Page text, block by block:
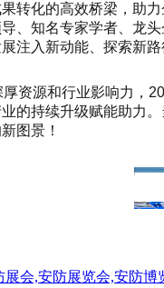
转化的高效桥梁，助
、知名专家学者、龙
注入新动能、探索新路
资源和行业影响力，
的持续升级赋能助力
图景！
会,安防展览会,安防博